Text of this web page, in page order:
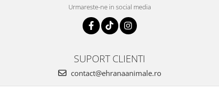
Urmareste-ne in social media
SUPORT CLIENTI
contact@ehranaanimale.ro